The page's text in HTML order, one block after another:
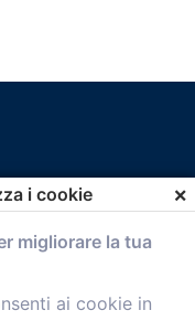
i cookie ×
migliorare la tua
ai cookie in